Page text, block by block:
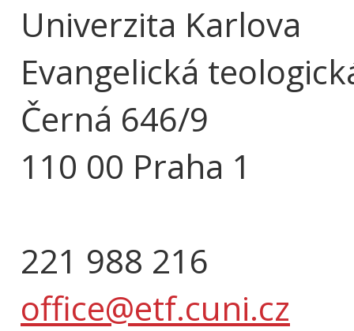
Univerzita Karlova
Evangelická
Černá 646/9
110 00 Praha 1
221 988 216
office@etf.cuni.cz